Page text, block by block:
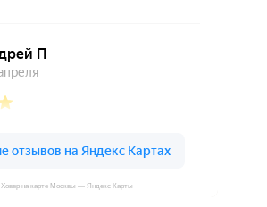
Ховер на карте Москвы — Яндекс Карты